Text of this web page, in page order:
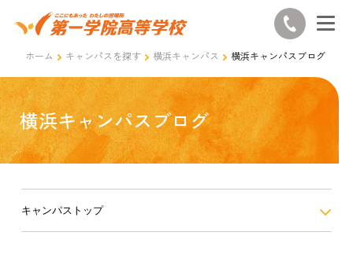
ホーム キャンパスを探す 横浜キャンパス 横浜キャンパスブログ
横浜キャンパスブログ
キャンパストップ